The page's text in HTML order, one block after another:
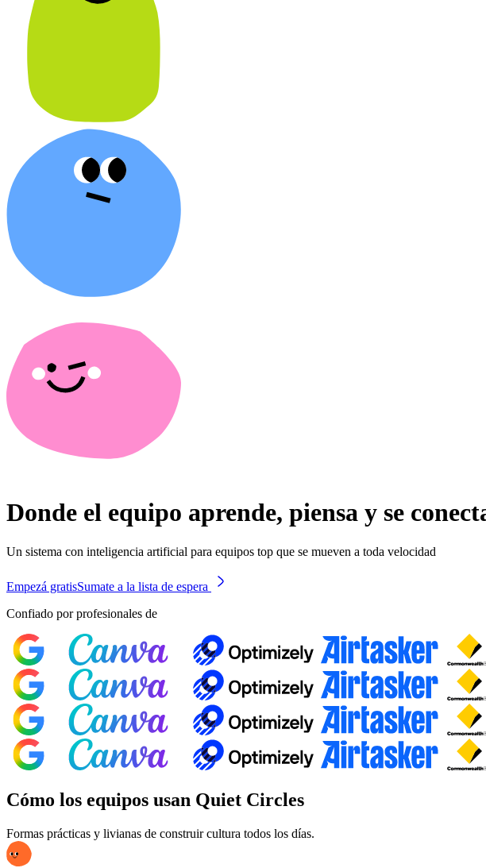
Donde el equipo aprende, piensa y se
Un sistema con inteligencia artificial para equipos top que se mueven a toda velocidad
Empezá gratisSumate a la lista de espera
Confiado por profesionales de
Cómo los equipos usan Quiet Circles
Formas prácticas y livianas de construir cultura todos los días.